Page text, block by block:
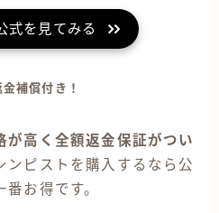
式を見てみる
補償付き！
が高く全額返金保証がつい
ンピストを購入するなら公
お得です。